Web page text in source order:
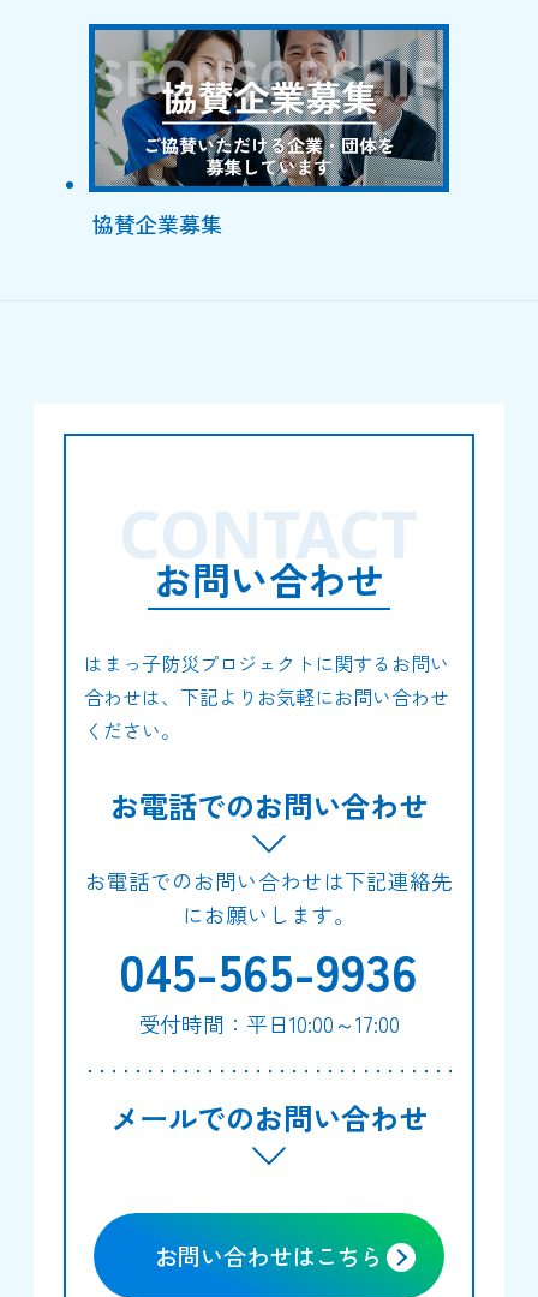
協賛企業募集
お問い合わせ
CONTACT
はまっ子防災プロジェクトに関するお問い
合わせは、下記よりお気軽にお問い合わせ
ください。
お電話でのお問い合わせ
お電話でのお問い合わせは下記連絡先
にお願いします。
045-565-9936
受付時間：平日10:00～17:00
メールでのお問い合わせ
お問い合わせはこちら